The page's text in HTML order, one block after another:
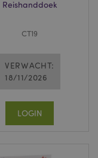
Reishanddoek
CT19
VERWACHT:
18/11/2026
LOGIN